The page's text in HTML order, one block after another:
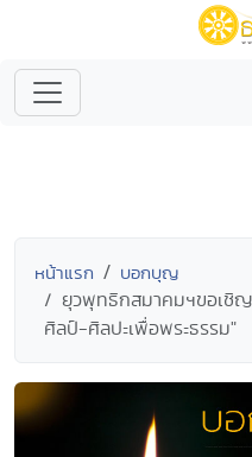
หน้าแรก บอกบุญ
ยุวพุทธิกสมาคมฯขอเชิญ
ศิลป์-ศิลปะเพื่อพระธรรม"